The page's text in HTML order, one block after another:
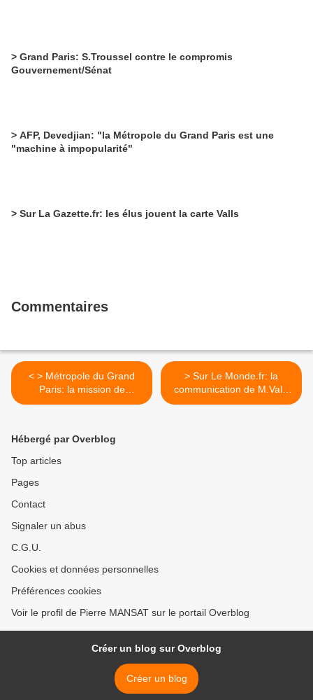
> Grand Paris: S.Troussel contre le compromis
Gouvernement/Sénat
> AFP, Devedjian: "la Métropole du Grand Paris est une
"machine à impopularité"
> Sur La Gazette.fr: les élus jouent la carte Valls
Commentaires
< > Métropole du Grand
Paris: la mission de
préfiguration enfin à
> Sur Le Monde.fr: la
communication de M.Valls
sur le #GrandParis >
Hébergé par Overblog
Top articles
Pages
Contact
Signaler un abus
C.G.U.
Cookies et données personnelles
Préférences cookies
Voir le profil de Pierre MANSAT sur le portail Overblog
Créer un blog sur Overblog
Créer un blog